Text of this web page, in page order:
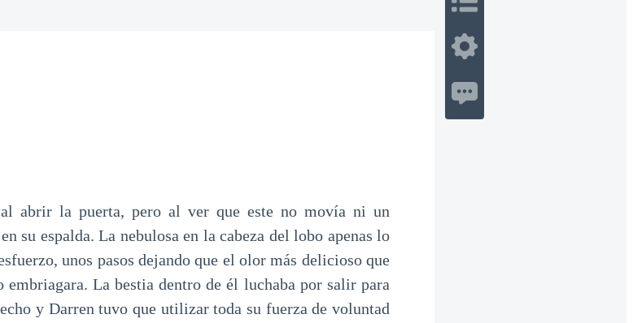
abrir la puerta, pero al ver que este no movía ni un
su espalda. La nebulosa en la cabeza del lobo apenas lo
unos pasos dejando que el olor más delicioso que
embriagara. La bestia dentro de él luchaba por salir para
y Darren tuvo que utilizar toda su fuerza de voluntad